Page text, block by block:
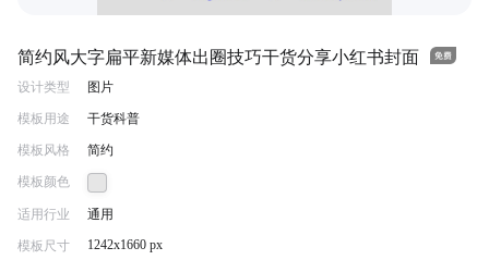
简约风大字扁平新媒体出圈技巧干货分享小红书封面
设计类型 图片
模板用途 干货科普
模板风格 简约
模板颜色
适用行业 通用
模板尺寸 1242x1660 px